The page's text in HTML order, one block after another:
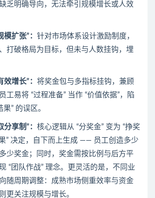
乏明确导向，无法牵引规模增长或人效
扩张”： 针对市场体系设计激励制度，
打破格局为目标，但未与人数挂钩，埋
增长”： 将奖金包与多指标挂钩，兼顾
工易将 “过程准备” 当作 “价值依据”，陷
” 的误区。
享制”： 核心逻辑从 “分奖金” 变为 “挣奖
” 决定，自下而上生成 —— 员工创造多少
少奖金；同时，奖金需按比例与后方平
“团队作战” 理念。更灵活的是，不同业
随周期调整：成熟市场侧重效率与资金
更关注规模与增长。